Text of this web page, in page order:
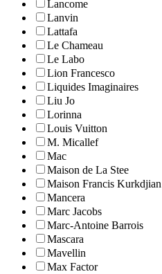
Lancome
Lanvin
Lattafa
Le Chameau
Le Labo
Lion Francesco
Liquides Imaginaires
Liu Jo
Lorinna
Louis Vuitton
M. Micallef
Mac
Maison de La Stee
Maison Francis Kurkdjian
Mancera
Marc Jacobs
Marc-Antoine Barrois
Mascara
Mavellin
Max Factor